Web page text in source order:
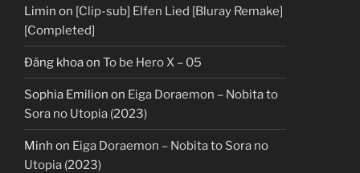
Limin on [Clip-sub] Elfen Lied [Bluray Remake]
[Completed]
Đăng khoaon To be Hero X – 05
Sophia Emilion on Eiga Doraemon – Nobita to
Sora no Utopia (2023)
Minh on Eiga Doraemon – Nobita to Sora no
Utopia (2023)